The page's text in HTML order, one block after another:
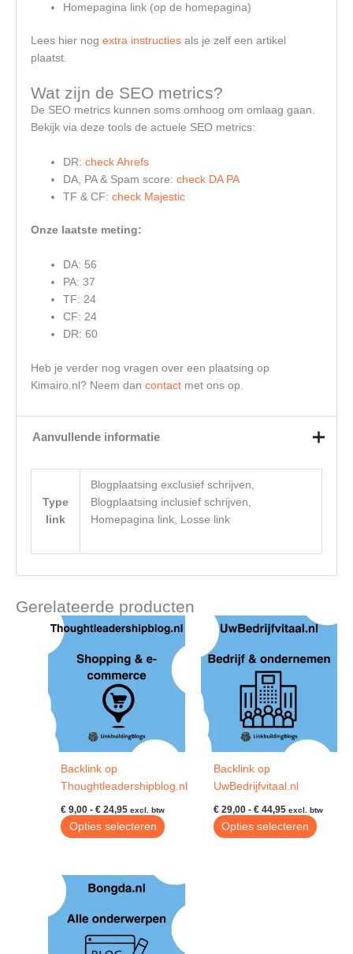
Homepagina link (op de homepagina)
Lees hier nog extra instructiesals je zelf een artikel
plaatst.
Wat zijn de SEO metrics?
De SEO metrics kunnen soms omhoog om omlaag gaan.
Bekijk via deze tools de actuele SEO metrics:
DR: check Ahrefs
DA, PA & Spam score: check DA PA
TF & CF: check Majestic
Onze laatste meting:
DA: 56
PA: 37
TF: 24
CF: 24
DR: 60
Heb je verder nog vragen over een plaatsing op
Kimairo.nl? Neem dan contactmet ons op.
Aanvullende informatie
Type
link
Blogplaatsing exclusief schrijven,
Blogplaatsing inclusief schrijven,
Homepagina link, Losse link
Gerelateerde producten
Backlink op
Thoughtleadershipblog.nl
€ 9,00 - € 24,95 Prijsklasse:
€ 9,00
tot
excl. btw
Opties selecteren
Dit
Deze
kan
Backlink op
UwBedrijfvitaal.nl
€29,00 - €44,95Prijsklasse:
€ 29,00
tot
excl. btw
Opties selecteren
Dit